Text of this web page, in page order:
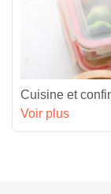
Cuisine et
Voir plus